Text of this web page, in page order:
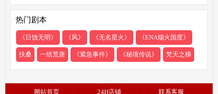
热门剧本
《日蚀无明》 《风》 《无名星火》 《ENA烟火国度》
扶桑 一纸荒唐 《紧急事件》 《秘境传说》 梵天之梯
网站首页 24H店铺 联系客服